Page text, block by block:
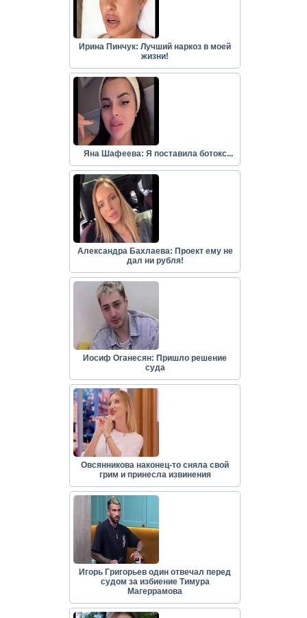
Ирина Пинчук: Лучший наркоз в моей
жизни!
Яна Шафеева: Я поставила ботокс...
Александра Бахлаева: Проект ему не
дал ни рубля!
Иосиф Оганесян: Пришло решение
суда
Овсянникова наконец-то сняла свой
грим и принесла извинения
Игорь Григорьев один отвечал перед
судом за избиение Тимура
Магеррамова